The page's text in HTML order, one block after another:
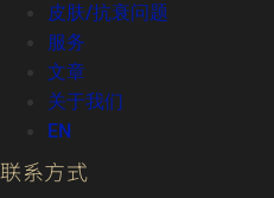
皮肤/抗衰问题
服务
文章
关于我们
EN
联系方式